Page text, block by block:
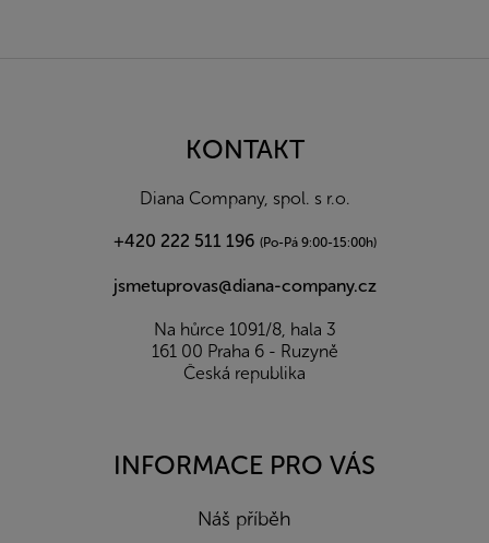
KONTAKT
Diana Company, spol. s r.o.
+420 222 511 196 (Po-Pá 9:00-15:00h)
jsmetuprovas@diana-company.cz
Na hůrce 1091/8, hala 3
161 00 Praha 6 - Ruzyně
Česká republika
INFORMACE PRO VÁS
Náš příběh